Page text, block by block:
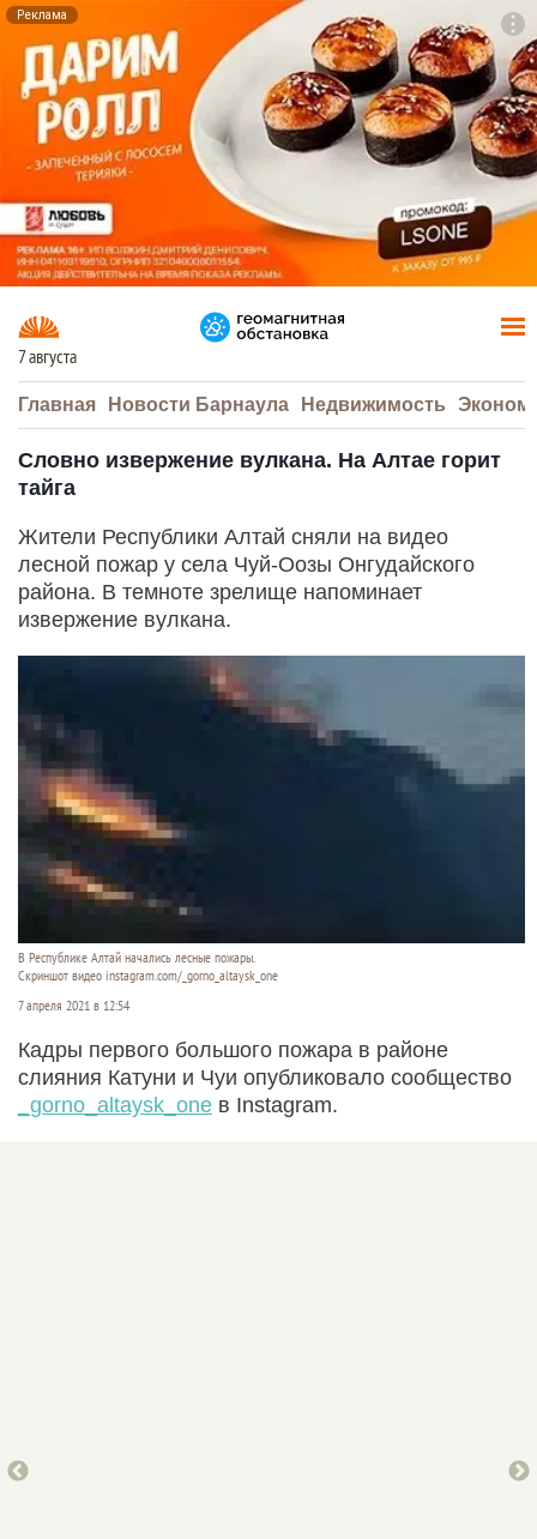
Реклама
7 августа
Главная Новости Барнаула Недвижимость
Словно извержение вулкана. На Алтае горит
тайга
Жители Республики Алтай сняли на видео
лесной пожар у села Чуй-Оозы Онгудайского
района. В темноте зрелище напоминает
извержение вулкана.
В Республике Алтай начались лесные пожары.
Скриншот видео instagram.com/_gorno_altaysk_one
7 апреля 2021 в 12:54
Кадры первого большого пожара в районе
слияния Катуни и Чуи опубликовало сообщество
_gorno_altaysk_one в Instagram.